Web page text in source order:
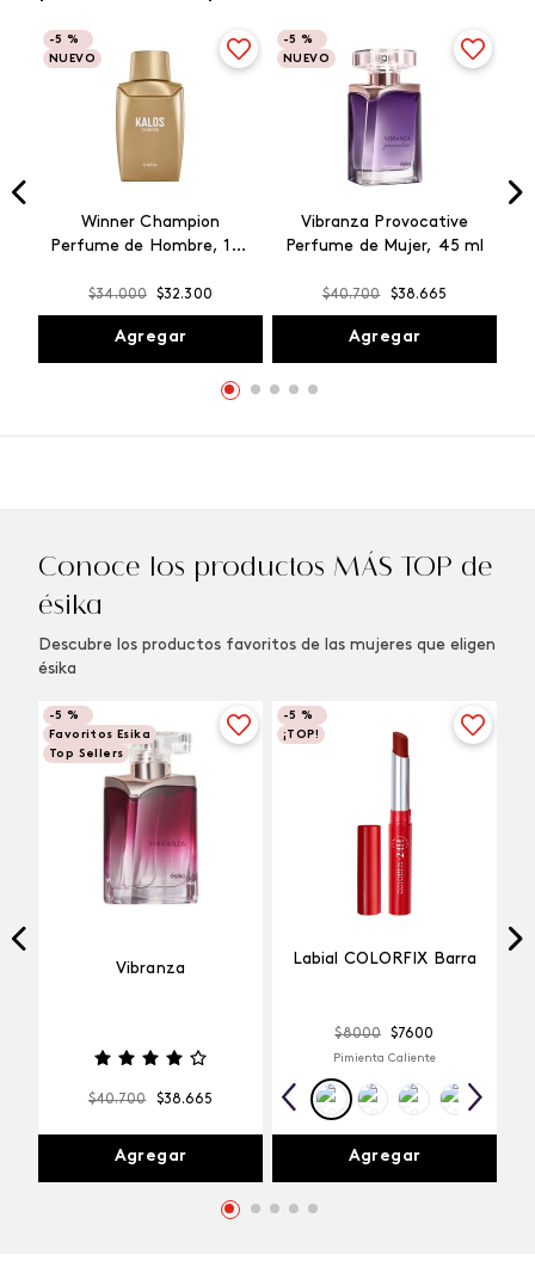
-5 %
NUEVO
Winner Champion
Perfume de Hombre, 100
$34.000 $32.300
Agregar
-5 %
NUEVO
Vibranza Provocative
Perfume de Mujer, 45 ml
$40.700 $38.665
Agregar
Conoce los productos MÁS TOP de
ésika
Descubre los productos favoritos de las mujeres que eligen
ésika
-5 %
Favoritos Esika
Top Sellers
Vibranza
$40.700 $38.665
Agregar
-5 %
¡TOP!
Labial COLORFIX Barra
$8000 $7600
Pimienta Caliente
Agregar